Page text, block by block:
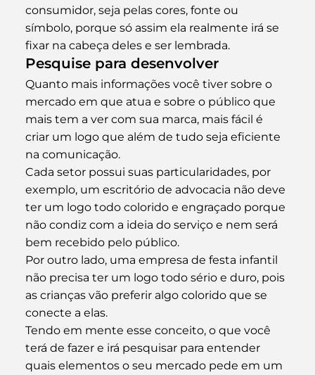
consumidor, seja pelas cores, fonte ou
símbolo, porque só assim ela realmente irá se
fixar na cabeça deles e ser lembrada.
Pesquise para desenvolver
Quanto mais informações você tiver sobre o
mercado em que atua e sobre o público que
mais tem a ver com sua marca, mais fácil é
criar um logo que além de tudo seja eficiente
na comunicação.
Cada setor possui suas particularidades, por
exemplo, um escritório de advocacia não deve
ter um logo todo colorido e engraçado porque
não condiz com a ideia do serviço e nem será
bem recebido pelo público.
Por outro lado, uma empresa de festa infantil
não precisa ter um logo todo sério e duro, pois
as crianças vão preferir algo colorido que se
conecte a elas.
Tendo em mente esse conceito, o que você
terá de fazer e irá pesquisar para entender
quais elementos o seu mercado pede em um